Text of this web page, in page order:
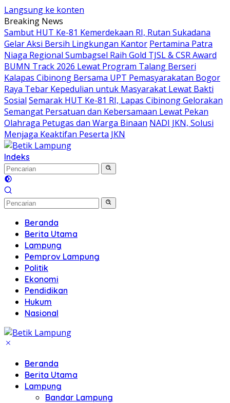
Langsung ke konten
Breaking News
Sambut HUT Ke-81 Kemerdekaan RI, Rutan Sukadana
Gelar Aksi Bersih Lingkungan Kantor Pertamina Patra
Niaga Regional Sumbagsel Raih Gold TJSL & CSR Award
BUMN Track 2026 Lewat Program Talang Berseri
Kalapas Cibinong Bersama UPT Pemasyarakatan Bogor
Raya Tebar Kepedulian untuk Masyarakat Lewat Bakti
Sosial Semarak HUT Ke-81 RI, Lapas Cibinong Gelorakan
Semangat Persatuan dan Kebersamaan Lewat Pekan
Olahraga Petugas dan Warga Binaan NADI JKN, Solusi
Menjaga Keaktifan Peserta JKN
Indeks
Beranda
Berita Utama
Lampung
Pemprov Lampung
Politik
Ekonomi
Pendidikan
Hukum
Nasional
Beranda
Berita Utama
Lampung
Bandar Lampung